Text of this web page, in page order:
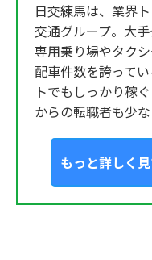
日交練馬は、業界
交通グループ。大
専用乗り場やタク
配車件数を誇って
トでもしっかり稼
からの転職者も少な
もっと詳しく